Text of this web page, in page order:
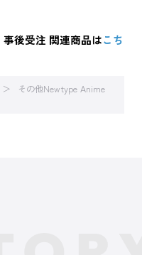
後受注 関連商品はこち
その他Newtype Anime